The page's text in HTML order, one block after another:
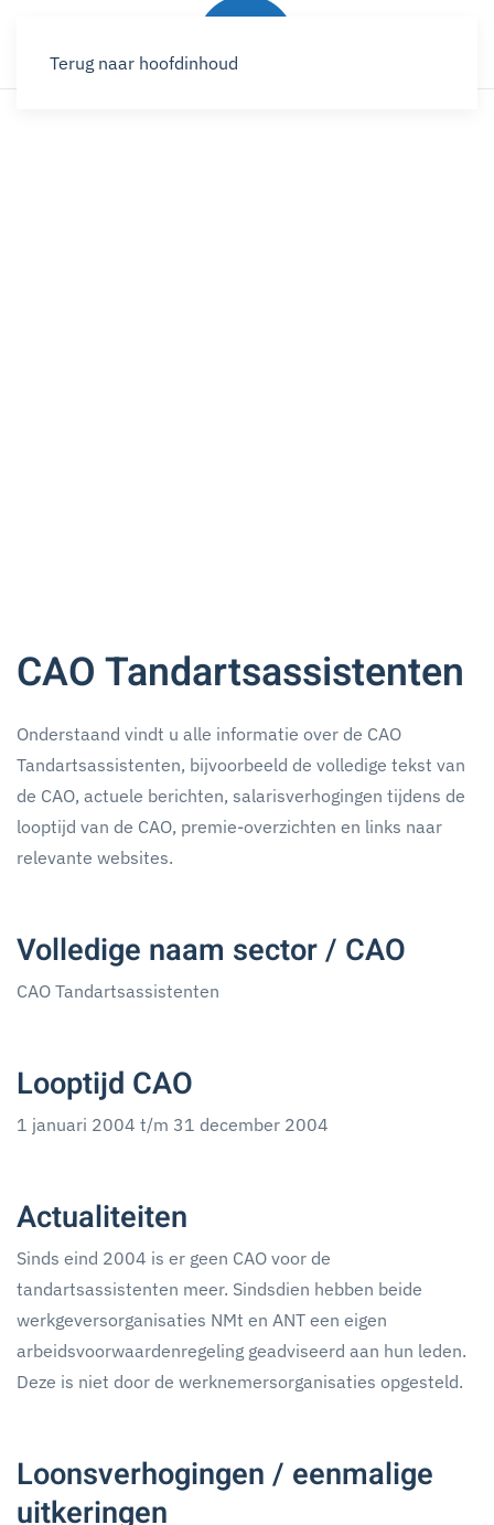
Terug naar hoofdinhoud
CAO Tandartsassistenten
Onderstaand vindt u alle informatie over de CAO
Tandartsassistenten, bijvoorbeeld de volledige tekst van
de CAO, actuele berichten, salarisverhogingen tijdens de
looptijd van de CAO, premie-overzichten en links naar
relevante websites.
Volledige naam sector / CAO
CAO Tandartsassistenten
Looptijd CAO
1 januari 2004 t/m 31 december 2004
Actualiteiten
Sinds eind 2004 is er geen CAO voor de
tandartsassistenten meer. Sindsdien hebben beide
werkgeversorganisaties NMt en ANT een eigen
arbeidsvoorwaardenregeling geadviseerd aan hun leden.
Deze is niet door de werknemersorganisaties opgesteld.
Loonsverhogingen / eenmalige
uitkeringen